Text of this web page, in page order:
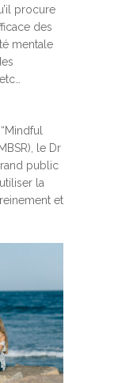
procure
des
mentale
le Dr
public
la
et